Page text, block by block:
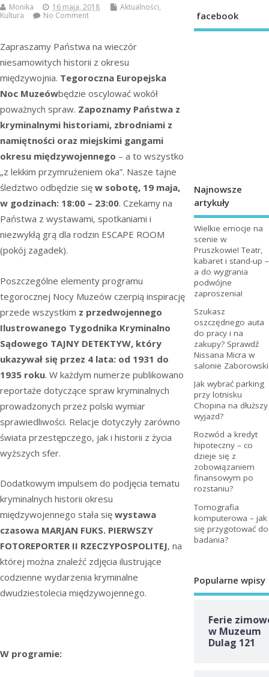
Monika 16 maja, 2018 Aktualności,
Kultura
No Comment
Zapraszamy Państwa na wieczór
niesamowitych historii z okresu
międzywojnia. Tegoroczna Europejska
Noc Muzeówbędzie oscylować wokół
poważnych spraw. Zapoznamy Państwa z
kryminalnymi historiami, zbrodniami z
namiętności oraz miejskimi gangami
okresu międzywojennego – a to wszystko
„z lekkim przymrużeniem oka”. Nasze tajne
śledztwo odbędzie się w sobotę, 19 maja,
w godzinach: 18:00 – 23:00. Czekamy na
Państwa z wystawami, spotkaniami i
niezwykłą grą dla rodzin ESCAPE ROOM
(pokój zagadek).
Poszczególne elementy programu
tegorocznej Nocy Muzeów czerpią inspirację
przede wszystkim z przedwojennego
Ilustrowanego Tygodnika Kryminalno
Sądowego TAJNY DETEKTYW, który
ukazywał się przez 4 lata: od 1931 do
1935 roku. W każdym numerze publikowano
reportaże dotyczące spraw kryminalnych
prowadzonych przez polski wymiar
sprawiedliwości. Relacje dotyczyły zarówno
świata przestępczego, jak i historii z życia
wyższych sfer.
Dodatkowym impulsem do podjęcia tematu
kryminalnych historii okresu
międzywojennego stała się wystawa
czasowa MARJAN FUKS. PIERWSZY
FOTOREPORTER II RZECZYPOSPOLITEJ, na
której można znaleźć zdjęcia ilustrujące
codzienne wydarzenia kryminalne
dwudziestolecia międzywojennego.
W programie:
facebook
Najnowsze
artykuły
Wielkie emocje na
scenie w
Pruszkowie! Teatr,
kabaret i stand-up –
a do wygrania
podwójne
zaproszenia!
Szukasz
oszczędnego auta
do pracy i na
zakupy? Sprawdź
Nissana Micra w
salonie Zaborowski
Jak wybrać parking
przy lotnisku
Chopina na dłuższy
wyjazd?
Rozwód a kredyt
hipoteczny – co
dzieje się z
zobowiązaniem
finansowym po
rozstaniu?
Tomografia
komputerowa – jak
się przygotować do
badania?
Popularne wpisy
Ferie
w Muzeum
Dulag 121